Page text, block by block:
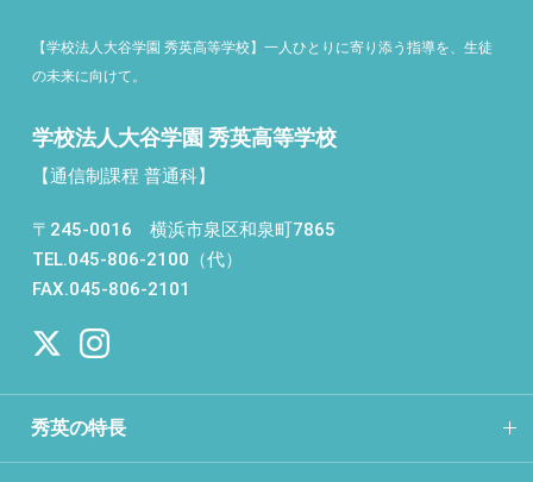
【学校法人大谷学園 秀英高等学校】一人ひとりに寄り添う指導を、生徒
の未来に向けて。
学校法人大谷学園 秀英高等学校
【通信制課程 普通科】
〒245-0016 横浜市泉区和泉町7865
TEL.045-806-2100（代）
FAX.045-806-2101
秀英の特長